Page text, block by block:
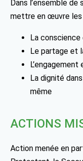
Dans l’ensemble
mettre en œuvre les
La
Le partage et
La dignité
même
ACTIONS
Action menée en